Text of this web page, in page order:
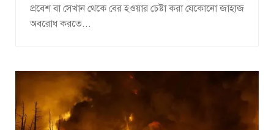
প্রবেশ বা সেখান থেকে বের হওয়ার চেষ্টা করা যেকোনো জাহাজ
অবরোধ করতে...